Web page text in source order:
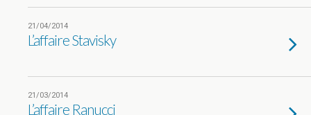
21/04/2014
L’affaire Stavisky
21/03/2014
L’affaire Ranucci